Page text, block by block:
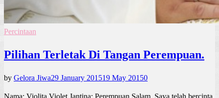
Percintaan
Pilihan Terletak Di Tangan Perempuan.
by Gelora Jiwa29 January 201519 May 20150
Nama: Violita Violet Jantina: Perempuan Salam. Saya telah bercinta